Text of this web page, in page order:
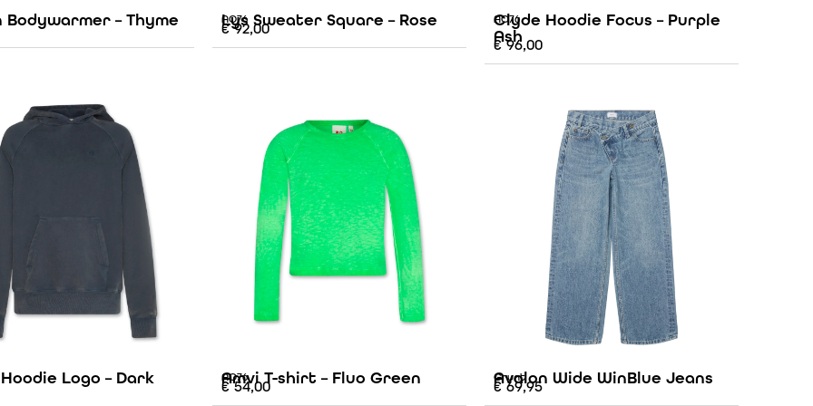
Bodywarmer – Thyme AO76
Lys Sweater Square – Rose
€92,00 AO76
Clyde Hoodie Focus – Purple
Ash
€96,00
Logo – Dark
AO76
Amvi T-shirt – Fluo Green
€54,00 Grunt
Avalon Wide WinBlue Jeans
€69,95